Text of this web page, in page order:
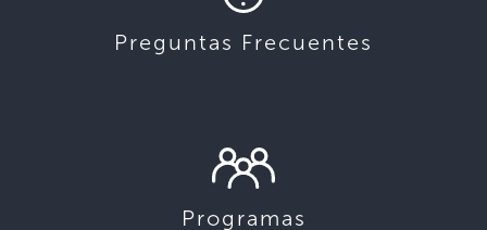
Preguntas Frecuentes
Programas